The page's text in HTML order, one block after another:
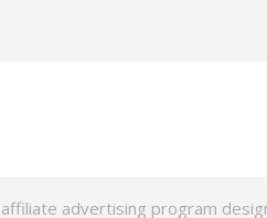
advertising program